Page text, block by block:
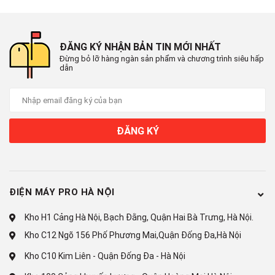
Công nghệ tiết kiệm điện:
Inverter
Công nghệ bảo quản và làm lạnh
Công nghệ làm lạnh:
Luồng khí lạnh đa chiều Multi Air Flow
Tiện ích
ĐĂNG KÝ NHẬN BẢN TIN MỚI NHẤT
Đừng bỏ lỡ hàng ngàn sản phẩm và chương trình siêu hấp
dẫn
ĐĂNG KÝ
ĐIỆN MÁY PRO HÀ NỘI
Kho H1 Cảng Hà Nội, Bạch Đằng, Quận Hai Bà Trưng, Hà Nội.
Kho C12 Ngõ 156 Phố Phương Mai,Quận Đống Đa,Hà Nội
Kho C10 Kim Liên - Quận Đống Đa - Hà Nội